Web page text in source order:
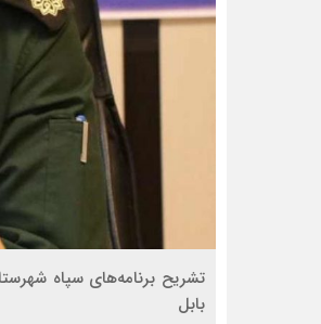
تشریح برنامه‌های سپاه
بابل